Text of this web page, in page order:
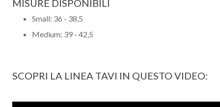
MISURE DISPONIBILI
Small: 36 - 38,5
Medium: 39 - 42,5
SCOPRI LA LINEA TAVI IN QUESTO VIDEO: